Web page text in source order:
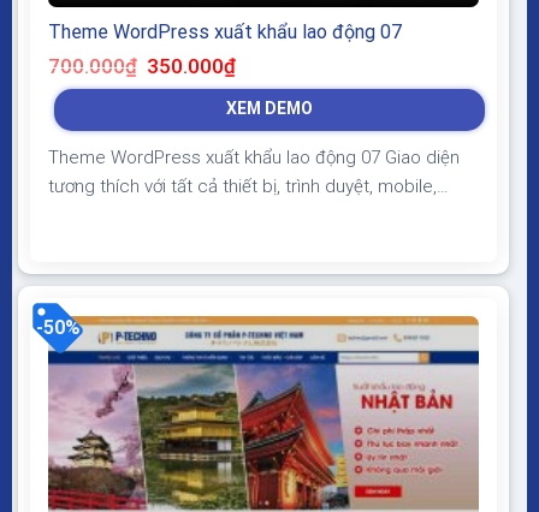
Theme WordPress xuất khẩu lao động 07
700.000₫ Giá
gốc
là:
350.000₫Giá
tại
là:
XEM DEMO
Theme WordPress xuất khẩu lao động 07 Giao diện
tương thích với tất cả thiết bị, trình duyệt, mobile,
load nhanh nhẹ tối ưu với các công cụ tìm kiếm
Theme sạch hoàn toàn 100% không...
-50%